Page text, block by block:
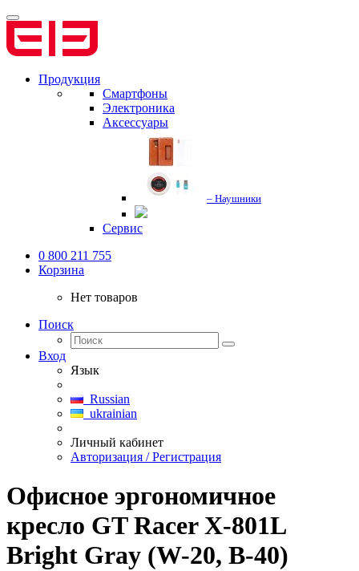
Продукция
Смартфоны
Электроника
Аксессуары
– Наушники
Сервис
0 800 211 755
Корзина
Нет товаров
Поиск
Вход
Язык
Russian
ukrainian
Личный кабинет
Авторизация / Регистрация
Офисное эргономичное
кресло GT Racer X-801L
Bright Gray (W-20, B-40)